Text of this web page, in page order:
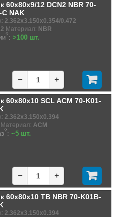
60x80x9/12 DCN2 NBR 70-
C NAK
2.362x3.150x0.354/0.472
Материал: NBR
?: >100 шт.
− +
60x80x10 SCL ACM 70-K01-
2.362x3.150x0.394
Материал: ACM
?: ~5 шт.
− +
60x80x10 TB NBR 70-K01B-
2.362x3.150x0.394